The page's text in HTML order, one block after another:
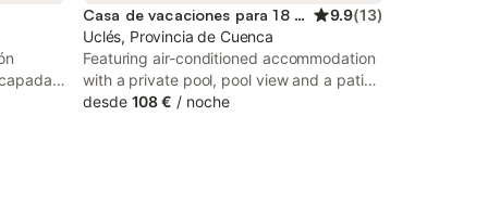
Entre
una
Casa de vacaciones para 18 personas 9.9(13)
Uclés, Provincia de Cuenca
Featuring air-conditioned accommodation
with a private pool, pool view and a patio,
Casa Rural El Cuartel de Uclés is located in
desde 108 € / noche